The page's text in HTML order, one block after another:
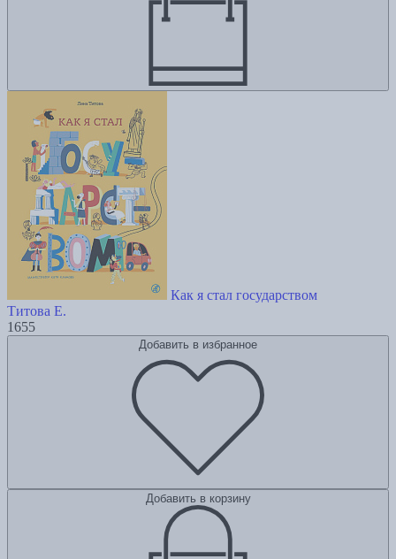
Как я стал государством
Титова Е.
1655
Добавить в избранное
Добавить в корзину